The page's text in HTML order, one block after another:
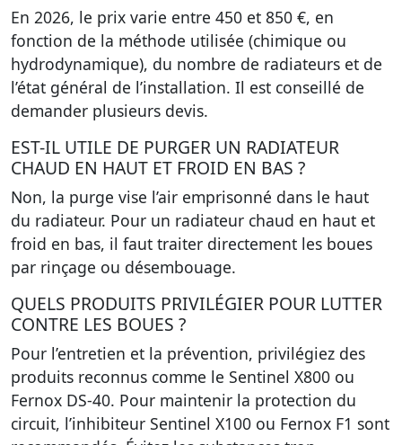
En 2026, le prix varie entre 450 et 850 €, en
fonction de la méthode utilisée (chimique ou
hydrodynamique), du nombre de radiateurs et de
l’état général de l’installation. Il est conseillé de
demander plusieurs devis.
EST-IL UTILE DE PURGER UN RADIATEUR
CHAUD EN HAUT ET FROID EN BAS ?
Non, la purge vise l’air emprisonné dans le haut
du radiateur. Pour un radiateur chaud en haut et
froid en bas, il faut traiter directement les boues
par rinçage ou désembouage.
QUELS PRODUITS PRIVILÉGIER POUR LUTTER
CONTRE LES BOUES ?
Pour l’entretien et la prévention, privilégiez des
produits reconnus comme le Sentinel X800 ou
Fernox DS-40. Pour maintenir la protection du
circuit, l’inhibiteur Sentinel X100 ou Fernox F1 sont